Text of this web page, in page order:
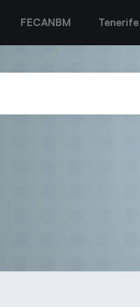
FECANBM Tenerife